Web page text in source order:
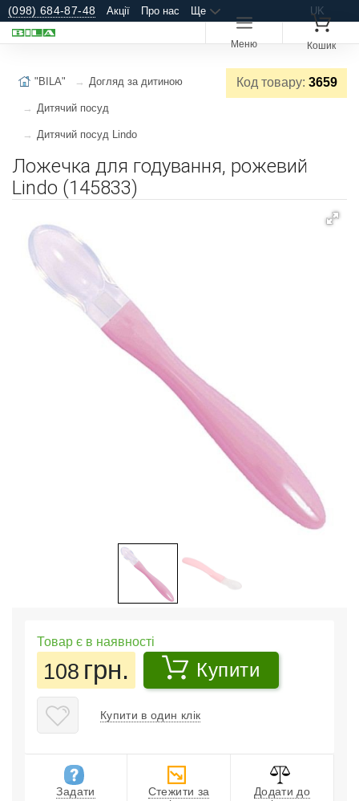
(098) 684-87-48 Акції Про нас Ще UK
Меню Кошик
Код товару: 3659
"BILA" Догляд за дитиною
Дитячий посуд
Дитячий посуд Lindo
Ложечка для годування, рожевий
Lindo (145833)
Товар є в наявності
108 грн. Купити
Купити в один клік
Задати
Стежити за
Додати до